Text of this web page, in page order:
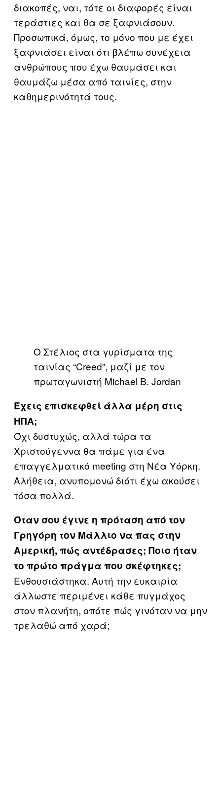
διακοπές, ναι, τότε οι διαφορές είναι
τεράστιες και θα σε ξαφνιάσουν.
Προσωπικά, όμως, το μόνο που με έχει
ξαφνιάσει είναι ότι βλέπω συνέχεια
ανθρώπους που έχω θαυμάσει και
θαυμάζω μέσα από ταινίες, στην
καθημερινότητά τους.
Ο Στέλιος στα γυρίσματα της
ταινίας “Creed”, μαζί με τον
πρωταγωνιστή Michael B. Jordan
Έχεις επισκεφθεί άλλα μέρη στις
ΗΠΑ;
Όχι δυστυχώς, αλλά τώρα τα
Χριστούγεννα θα πάμε για ένα
επαγγελματικό meeting στη Νέα Υόρκη.
Αλήθεια, ανυπομονώ διότι έχω ακούσει
τόσα πολλά.
Όταν σου έγινε η πρόταση από τον
Γρηγόρη τον Μάλλιο να πας στην
Αμερική, πώς αντέδρασες; Ποιο ήταν
το πρώτο πράγμα που σκέφτηκες;
Ενθουσιάστηκα. Αυτή την ευκαιρία
άλλωστε περιμένει κάθε πυγμάχος
στον πλανήτη, οπότε πώς γινόταν να μην
τρελαθώ από χαρά;